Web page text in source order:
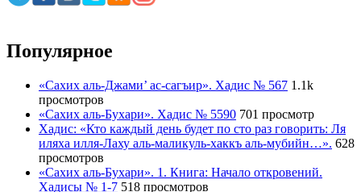
Популярное
«Сахих аль-Джами’ ас-сагъир». Хадис № 567 1.1k
просмотров
«Сахих аль-Бухари». Хадис № 5590 701 просмотр
Хадис: «Кто каждый день будет по сто раз говорить: Ля
иляха илля-Лаху аль-маликуль-хаккъ аль-мубийн…». 628
просмотров
«Сахих аль-Бухари». 1. Книга: Начало откровений.
Хадисы № 1-7 518 просмотров